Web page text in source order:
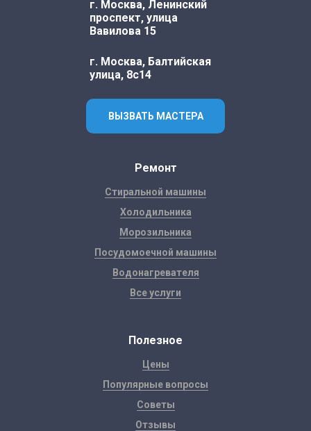
г. Москва, Ленинский
проспект, улица
Вавилова 15
г. Москва, Балтийская
улица, 8с14
ВЫЗВАТЬ МАСТЕРА
Ремонт
Стиральной машины
Холодильника
Морозильника
Посудомоечной машины
Водонагревателя
Все услуги
Полезное
Цены
Популярные вопросы
Советы
Отзывы